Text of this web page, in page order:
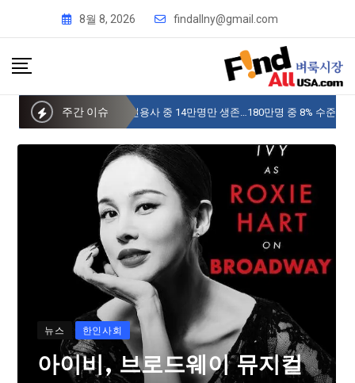
8월 8, 2026 findallny@gmail.com
주간 이슈 사이버 한국외국어대 미주글로벌센터 뉴욕
뉴스 한인사회
아이비, 브로드웨이 뮤지컬